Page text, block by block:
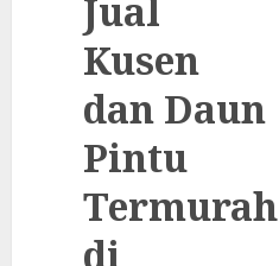
Jual
Kusen
dan Daun
Pintu
Termurah
di